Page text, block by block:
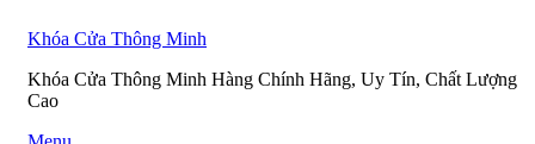
Khóa Cửa Thông Minh
Khóa Cửa Thông Minh Hàng Chính Hãng, Uy Tín, Chất Lượng
Cao
Skip